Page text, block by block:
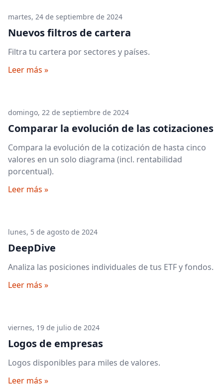
martes, 24 de septiembre de 2024
Nuevos filtros de cartera
Filtra tu cartera por sectores y países.
Leer más »
domingo, 22 de septiembre de 2024
Comparar la evolución de las cotizaciones
Compara la evolución de la cotización de hasta cinco
valores en un solo diagrama (incl. rentabilidad
porcentual).
Leer más »
lunes, 5 de agosto de 2024
DeepDive
Analiza las posiciones individuales de tus ETF y fondos.
Leer más »
viernes, 19 de julio de 2024
Logos de empresas
Logos disponibles para miles de valores.
Leer más »